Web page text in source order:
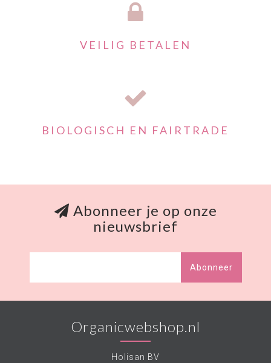
VEILIG BETALEN
BIOLOGISCH EN FAIRTRADE
Abonneer je op onze
nieuwsbrief
Abonneer
Organicwebshop.nl
Holisan BV